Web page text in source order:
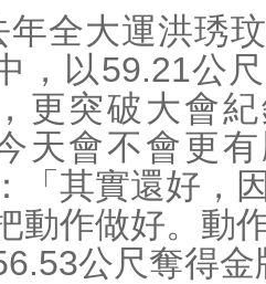
年全大運洪琇
，以59.21公
更突破大會
天會不會更
「其實還好，
動作做好。動
公尺奪得金